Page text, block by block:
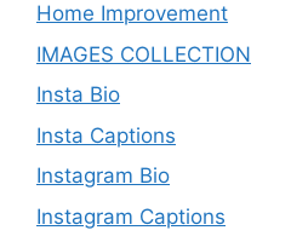
Home Improvement
IMAGES COLLECTION
Insta Bio
Insta Captions
Instagram Bio
Instagram Captions